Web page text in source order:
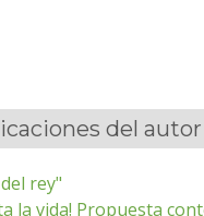
del
rey"
la vida! Propuesta